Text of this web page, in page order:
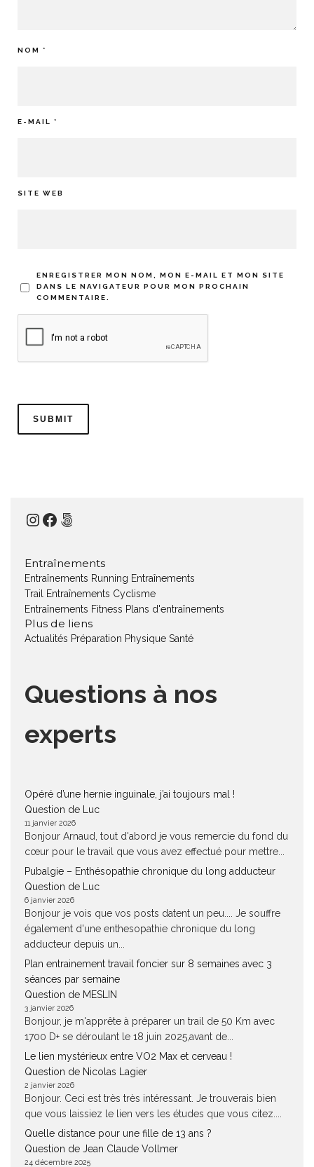
NOM *
E-MAIL *
SITE WEB
ENREGISTRER MON NOM, MON E-MAIL ET MON SITE
DANS LE NAVIGATEUR POUR MON PROCHAIN
COMMENTAIRE.
Instagram
Facebook
500px
Entraînements
Entraînements Running Entraînements
Trail
Entraînements Cyclisme
Entraînements Fitness Plans d'entraînements
Plus de liens
Actualités Préparation Physique Santé
Questions à nos
experts
Opéré d’une hernie inguinale, j’ai toujours mal !
Question de Luc
11 janvier 2026
Bonjour Arnaud, tout d'abord je vous remercie du fond du
cœur pour le travail que vous avez effectué pour mettre...
Pubalgie – Enthésopathie chronique du long adducteur
Question de Luc
6 janvier 2026
Bonjour je vois que vos posts datent un peu.... Je souffre
également d'une enthesopathie chronique du long
adducteur depuis un...
Plan entrainement travail foncier sur 8 semaines avec 3
séances par semaine
Question de MESLIN
3 janvier 2026
Bonjour, je m'apprête à préparer un trail de 50 Km avec
1700 D+ se déroulant le 18 juin 2025,avant de...
Le lien mystérieux entre VO2 Max et cerveau !
Question de Nicolas Lagier
2 janvier 2026
Bonjour. Ceci est très très intéressant. Je trouverais bien
que vous laissiez le lien vers les études que vous citez....
Quelle distance pour une fille de 13 ans ?
Question de Jean Claude Vollmer
24 décembre 2025